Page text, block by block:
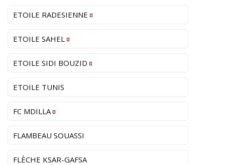
ETOILE RADESIENNE
ETOILE SAHEL
ETOILE SIDI BOUZID
ETOILE TUNIS
FC MDILLA
FLAMBEAU SOUASSI
FLÈCHE KSAR-GAFSA